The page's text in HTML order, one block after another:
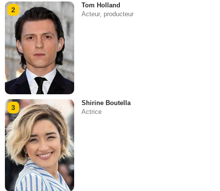
2
Tom Holland
Acteur, producteur
3
Shirine Boutella
Actrice